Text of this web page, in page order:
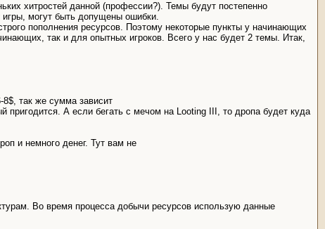
хитростей данной (профессии?). Темы будут постепенно
игры, могут быть допущены ошибки.
пополнения ресурсов. Поэтому некоторые пункты у начинающих
так и для опытных игроков. Всего у нас будет 2 темы. Итак,
так же сумма зависит
А если бегать с мечом на Looting III, то дропа будет куда
и немного денег. Тут вам не
Во время процесса добычи ресурсов использую данные